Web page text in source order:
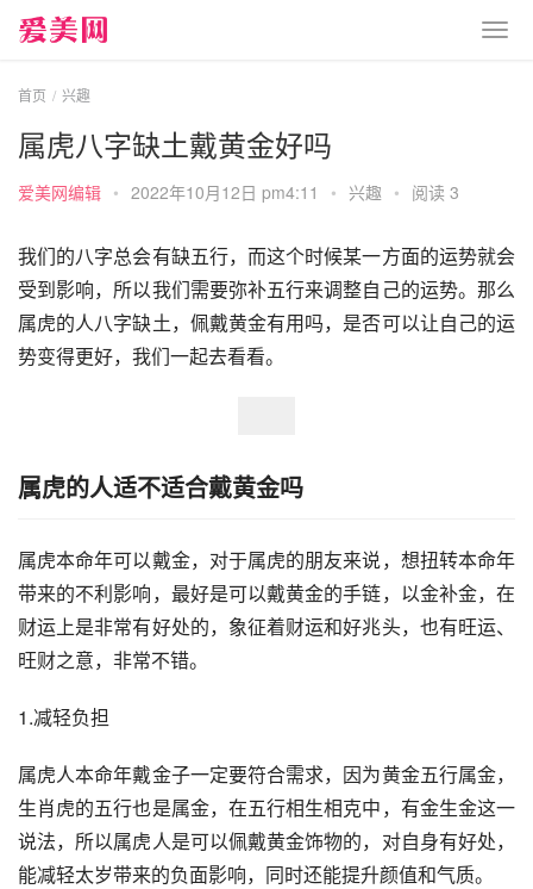
首页 兴趣
属虎八字缺土戴黄金好吗
爱美网编辑 • 2022年10月12日 pm4:11 • 兴趣 • 阅读 3
我们的八字总会有缺五行，而这个时候某一方面的运势就会
受到影响，所以我们需要弥补五行来调整自己的运势。那么
属虎的人八字缺土，佩戴黄金有用吗，是否可以让自己的运
势变得更好，我们一起去看看。
属虎的人适不适合戴黄金吗
属虎本命年可以戴金，对于属虎的朋友来说，想扭转本命年
带来的不利影响，最好是可以戴黄金的手链，以金补金，在
财运上是非常有好处的，象征着财运和好兆头，也有旺运、
旺财之意，非常不错。
1.减轻负担
属虎人本命年戴金子一定要符合需求，因为黄金五行属金，
生肖虎的五行也是属金，在五行相生相克中，有金生金这一
说法，所以属虎人是可以佩戴黄金饰物的，对自身有好处，
能减轻太岁带来的负面影响，同时还能提升颜值和气质。